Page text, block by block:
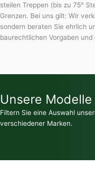
steilen Treppen (bis zu 75°
Grenzen. Bei uns gilt: Wir
sondern beraten Sie ehrlich
baurechtlichen Vorgaben
Unsere Modelle
Filtern Sie eine Auswahl
verschiedener Marken.